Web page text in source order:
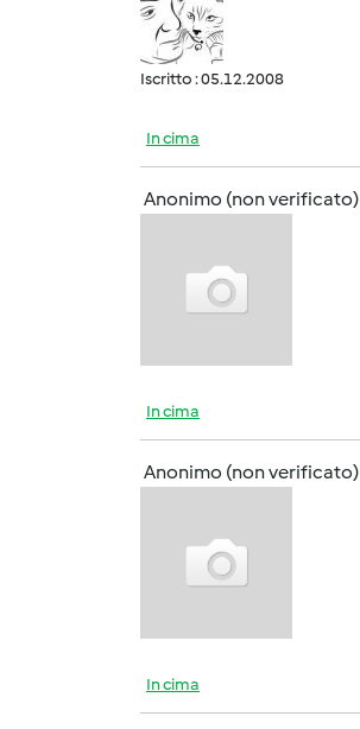
Iscritto : 05.12.2008
In cima
Anonimo (non verificato)
In cima
Anonimo (non verificato)
In cima